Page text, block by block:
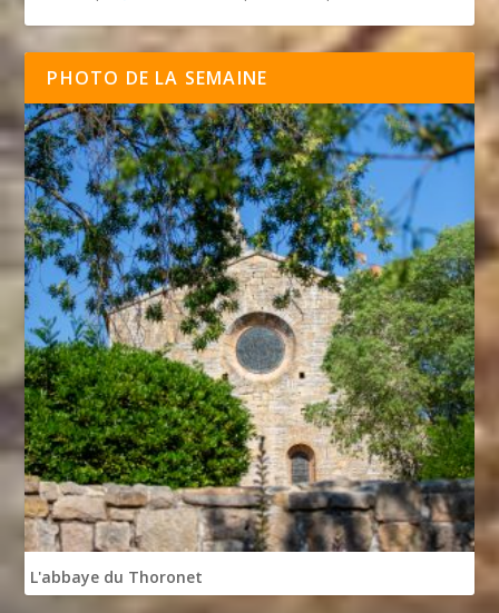
PHOTO DE LA SEMAINE
L'abbaye du Thoronet